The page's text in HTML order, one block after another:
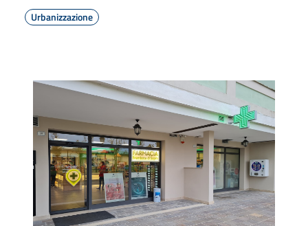
Urbanizzazione